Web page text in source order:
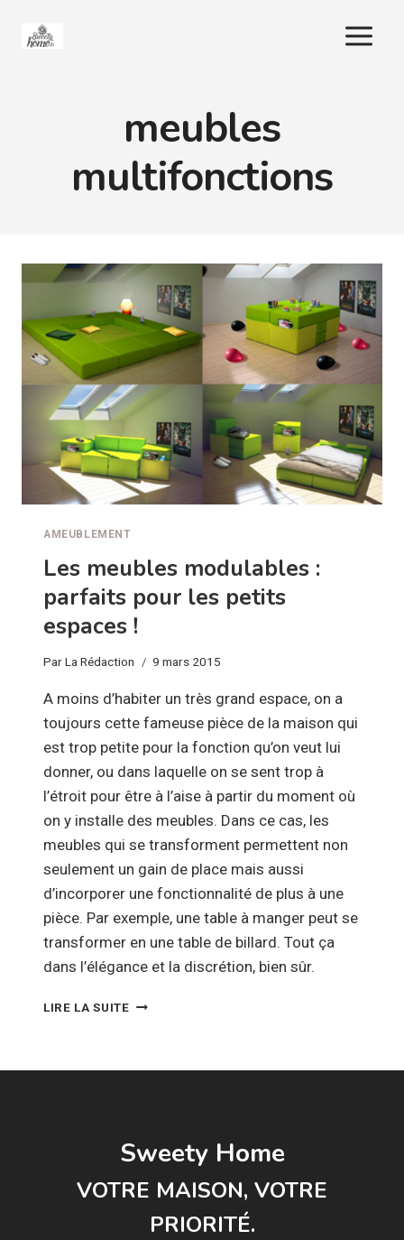
meubles
multifonctions
AMEUBLEMENT
Les meubles modulables :
parfaits pour les petits
espaces !
ParLa Rédaction 9 mars 2015
A moins d’habiter un très grand espace, on a
toujours cette fameuse pièce de la maison qui
est trop petite pour la fonction qu’on veut lui
donner, ou dans laquelle on se sent trop à
l’étroit pour être à l’aise à partir du moment où
on y installe des meubles. Dans ce cas, les
meubles qui se transforment permettent non
seulement un gain de place mais aussi
d’incorporer une fonctionnalité de plus à une
pièce. Par exemple, une table à manger peut se
transformer en une table de billard. Tout ça
dans l’élégance et la discrétion, bien sûr.
LIRE LA SUITELES
ESPACES
Sweety Home
VOTRE MAISON, VOTRE
PRIORITÉ.